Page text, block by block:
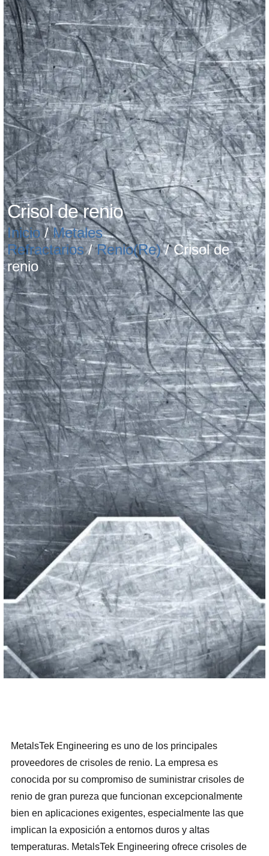
Crisol de renio
Inicio/Metales
Refractarios/Renio(Re)/ Crisol de
renio
MetalsTek Engineering es uno de los principales
proveedores de crisoles de renio. La empresa es
conocida por su compromiso de suministrar crisoles de
renio de gran pureza que funcionan excepcionalmente
bien en aplicaciones exigentes, especialmente las que
implican la exposición a entornos duros y altas
temperaturas. MetalsTek Engineering ofrece crisoles de